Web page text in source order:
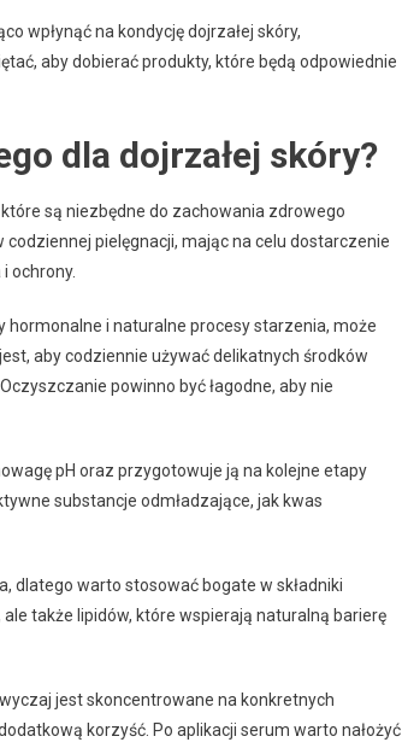
wpłynąć na kondycję dojrzałej skóry,
aby dobierać produkty, które będą odpowiednie
dla dojrzałej skóry?
które są niezbędne do zachowania zdrowego
pielęgnacji, mając na celu dostarczenie
ochrony.
hormonalne i naturalne procesy starzenia, może
aby codziennie używać delikatnych środków
powinno być łagodne, aby nie
pH oraz przygotowuje ją na kolejne etapy
substancje odmładzające, jak kwas
dlatego warto stosować bogate w składniki
także lipidów, które wspierają naturalną barierę
jest skoncentrowane na konkretnych
korzyść. Po aplikacji serum warto nałożyć